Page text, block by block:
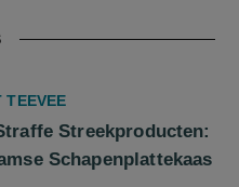
TEEVEE
Streekproducten:
Schapenplattekaas